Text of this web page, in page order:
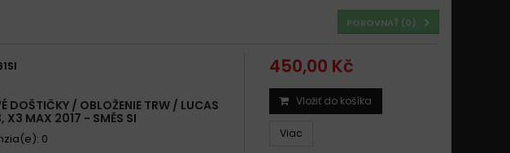
POROVNAŤ (0)
DOŠTIČKY / OBLOŽENIE TRW / LUCAS
MAX 2017 - SMĚS SI
0
450,00 Kč
Vložiť do košíka
Viac